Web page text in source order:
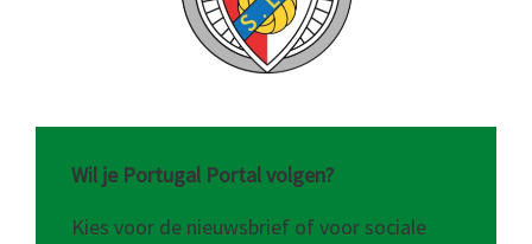
Wil je Portugal Portal volgen?
Kies voor de nieuwsbrief of voor sociale